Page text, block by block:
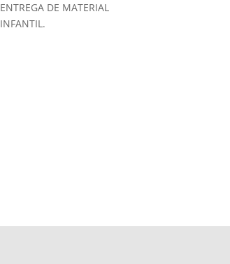
ENTREGA DE MATERIAL
INFANTIL.